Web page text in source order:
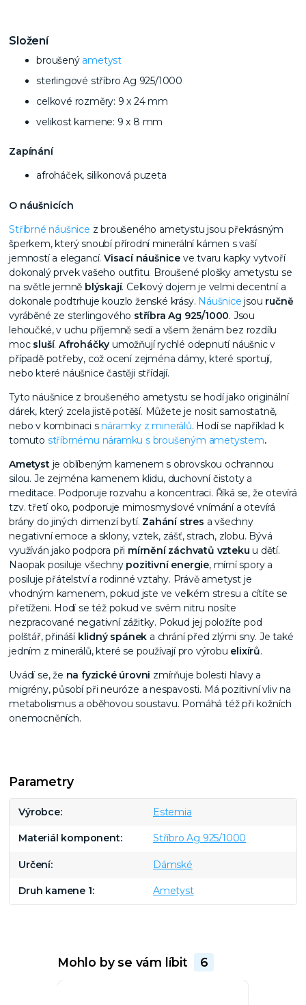
Složení
broušený ametyst
sterlingové stříbro Ag 925/1000
celkové rozměry: 9 x 24 mm
velikost kamene: 9 x 8 mm
Zapínání
afroháček, silikonová puzeta
O náušnicích
Stříbrné náušnice z broušeného ametystu jsou překrásným
šperkem, který snoubí přírodní minerální kámen s vaší
jemností a elegancí. Visací náušniceve tvaru kapky vytvoří
dokonalý prvek vašeho outfitu. Broušené plošky ametystu se
na světle jemně blýskají. Celkový dojem je velmi decentní a
dokonale podtrhuje kouzlo ženské krásy. Náušnice jsou ručně
vyráběné ze sterlingového stříbra Ag 925/1000. Jsou
lehoučké, v uchu příjemně sedí a všem ženám bez rozdílu
moc sluší. Afroháčky umožňují rychlé odepnutí náušnic v
případě potřeby, což ocení zejména dámy, které sportují,
nebo které náušnice častěji střídají.
Tyto náušnice z broušeného ametystu se hodí jako originální
dárek, který zcela jistě potěší. Můžete je nosit samostatně,
nebo v kombinaci s náramky z minerálů. Hodí se například k
tomuto stříbrnému náramku s broušeným ametystem.
Ametystje oblíbeným kamenem s obrovskou ochrannou
silou. Je zejména kamenem klidu, duchovní čistoty a
meditace. Podporuje rozvahu a koncentraci. Říká se, že otevírá
tzv. třetí oko, podporuje mimosmyslové vnímání a otevírá
brány do jiných dimenzí bytí. Zahání stres a všechny
negativní emoce a sklony, vztek, zášť, strach, zlobu. Bývá
využíván jako podpora při mírnění záchvatů vzteku u dětí.
Naopak posiluje všechny pozitivní energie, mírní spory a
posiluje přátelství a rodinné vztahy. Právě ametyst je
vhodným kamenem, pokud jste ve velkém stresu a cítíte se
přetíženi. Hodí se též pokud ve svém nitru nosíte
nezpracované negativní zážitky. Pokud jej položíte pod
polštář, přináší klidný spánek a chrání před zlými sny. Je také
jedním z minerálů, které se používají pro výrobu elixírů.
Uvádí se, že na fyzické úrovni zmírňuje bolesti hlavy a
migrény, působí při neuróze a nespavosti. Má pozitivní vliv na
metabolismus a oběhovou soustavu. Pomáhá též při kožních
onemocněních.
Parametry
Výrobce Estemia
Materiál komponent Stříbro Ag 925/1000
Určení Dámské
Druh kamene 1 Ametyst
Mohlo by se vám líbit 6